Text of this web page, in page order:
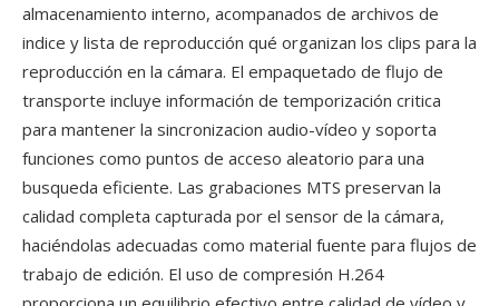
almacenamiento interno, acompanados de archivos de
indice y lista de reproducción qué organizan los clips para la
reproducción en la cámara. El empaquetado de flujo de
transporte incluye información de temporización critica
para mantener la sincronizacion audio-vídeo y soporta
funciones como puntos de acceso aleatorio para una
busqueda eficiente. Las grabaciones MTS preservan la
calidad completa capturada por el sensor de la cámara,
haciéndolas adecuadas como material fuente para flujos de
trabajo de edición. El uso de compresión H.264